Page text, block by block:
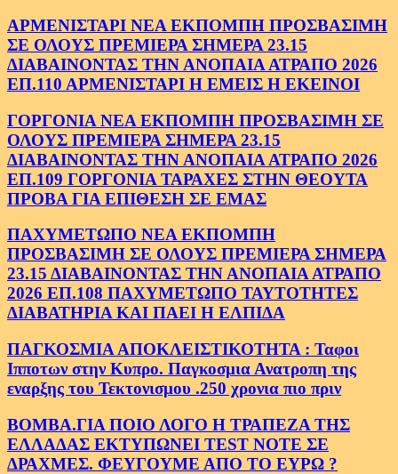
ΑΡΜΕΝΙΣΤΑΡΙ ΝΕΑ ΕΚΠΟΜΠΗ ΠΡΟΣΒΑΣΙΜΗ
ΣΕ ΟΛΟΥΣ ΠΡΕΜΙΕΡΑ ΣΗΜΕΡΑ 23.15
ΔΙΑΒΑΙΝΟΝΤΑΣ ΤΗΝ ΑΝΟΠΑΙΑ ΑΤΡΑΠΟ 2026
ΕΠ.110 ΑΡΜΕΝΙΣΤΑΡΙ Η ΕΜΕΙΣ Η ΕΚΕΙΝΟΙ
ΓΟΡΓΟΝΙΑ ΝΕΑ ΕΚΠΟΜΠΗ ΠΡΟΣΒΑΣΙΜΗ ΣΕ
ΟΛΟΥΣ ΠΡΕΜΙΕΡΑ ΣΗΜΕΡΑ 23.15
ΔΙΑΒΑΙΝΟΝΤΑΣ ΤΗΝ ΑΝΟΠΑΙΑ ΑΤΡΑΠΟ 2026
ΕΠ.109 ΓΟΡΓΟΝΙΑ ΤΑΡΑΧΕΣ ΣΤΗΝ ΘΕΟΥΤΑ
ΠΡΟΒΑ ΓΙΑ ΕΠΙΘΕΣΗ ΣΕ ΕΜΑΣ
ΠΑΧΥΜΕΤΩΠΟ ΝΕΑ ΕΚΠΟΜΠΗ
ΠΡΟΣΒΑΣΙΜΗ ΣΕ ΟΛΟΥΣ ΠΡΕΜΙΕΡΑ ΣΗΜΕΡΑ
23.15 ΔΙΑΒΑΙΝΟΝΤΑΣ ΤΗΝ ΑΝΟΠΑΙΑ ΑΤΡΑΠΟ
2026 ΕΠ.108 ΠΑΧΥΜΕΤΩΠΟ ΤΑΥΤΟΤΗΤΕΣ
ΔΙΑΒΑΤΗΡΙΑ ΚΑΙ ΠΑΕΙ Η ΕΛΠΙΔΑ
ΠΑΓΚΟΣΜΙΑ ΑΠΟΚΛΕΙΣΤΙΚΟΤΗΤΑ : Ταφοι
Ιπποτων στην Κυπρο. Παγκοσμια Ανατροπη της
εναρξης του Τεκτονισμου .250 χρονια πιο πριν
ΒΟΜΒΑ.ΓΙΑ ΠΟΙΟ ΛΟΓΟ Η ΤΡΑΠΕΖΑ ΤΗΣ
ΕΛΛΑΔΑΣ ΕΚΤΥΠΩΝΕΙ TEST NOTE ΣΕ
ΔΡΑΧΜΕΣ. ΦΕΥΓΟΥΜΕ ΑΠΟ ΤΟ ΕΥΡΩ ?